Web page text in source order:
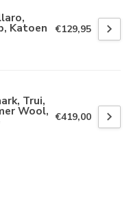
Katoen €129,95
Trui,
Wool, €419,00